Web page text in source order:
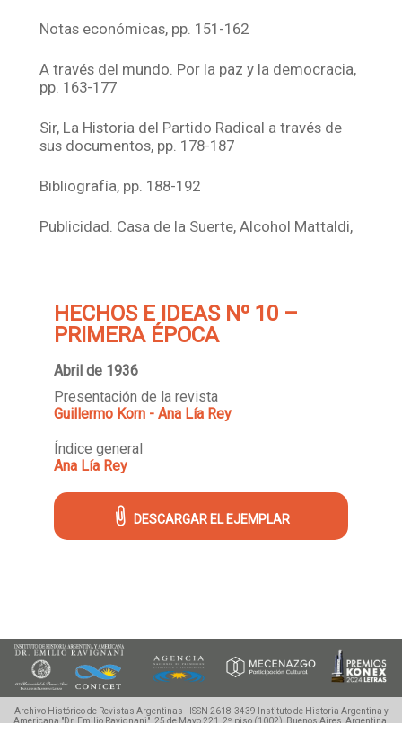
Notas económicas, pp. 151-162
A través del mundo. Por la paz y la democracia,
pp. 163-177
Sir, La Historia del Partido Radical a través de
sus documentos, pp. 178-187
Bibliografía, pp. 188-192
Publicidad. Casa de la Suerte, Alcohol Mattaldi,
HECHOS E IDEAS Nº 10 –
PRIMERA ÉPOCA
Abril de 1936
Presentación de la revista
Guillermo Korn - Ana Lía Rey
Índice general
Ana Lía Rey
DESCARGAR EL EJEMPLAR
Archivo Histórico de Revistas Argentinas - ISSN 2618-3439
Instituto de Historia Argentina y
Americana "Dr. Emilio Ravignani". 25 de Mayo 221, 2º piso (1002), Buenos Aires, Argentina.